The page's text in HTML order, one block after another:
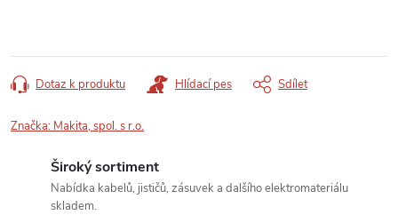
Dotaz k produktu Hlídací pes Sdílet
Značka: Makita, spol. s r.o.
Široký sortiment
Nabídka kabelů, jističů, zásuvek a dalšího elektromateriálu
skladem.